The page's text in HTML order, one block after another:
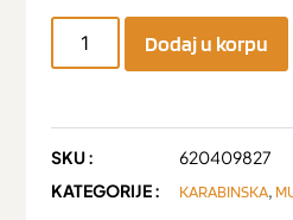
Dodaj u korpu
SKU :
620409827
KATEGORIJE :
KARABINSKA,